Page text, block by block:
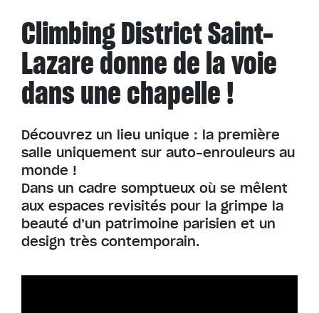
Climbing District Saint-
Lazare donne de la voie
dans une chapelle !
Découvrez un lieu unique : la première
salle uniquement sur auto-enrouleurs au
monde !
Dans un cadre somptueux où se mêlent
aux espaces revisités pour la grimpe la
beauté d’un patrimoine parisien et un
design très contemporain.